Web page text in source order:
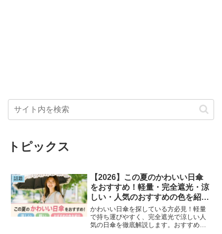
トピックス
話題
【2026】この夏のかわいい日傘
をおすすめ！軽量・完全遮光・涼
しい・人気のおすすめの色を紹
介！
かわいい日傘を探している方必見！軽量
で持ち運びやすく、完全遮光で涼しい人
気の日傘を徹底解説します。おすすめの